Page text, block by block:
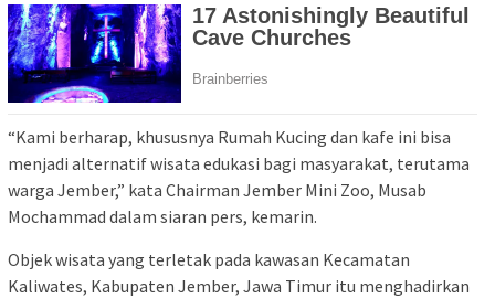
“Kami berharap, khususnya Rumah Kucing dan kafe ini bisa
menjadi alternatif wisata edukasi bagi masyarakat, terutama
warga Jember,” kata Chairman Jember Mini Zoo, Musab
Mochammad dalam siaran pers, kemarin.
Objek wisata yang terletak pada kawasan Kecamatan
Kaliwates, Kabupaten Jember, Jawa Timur itu menghadirkan